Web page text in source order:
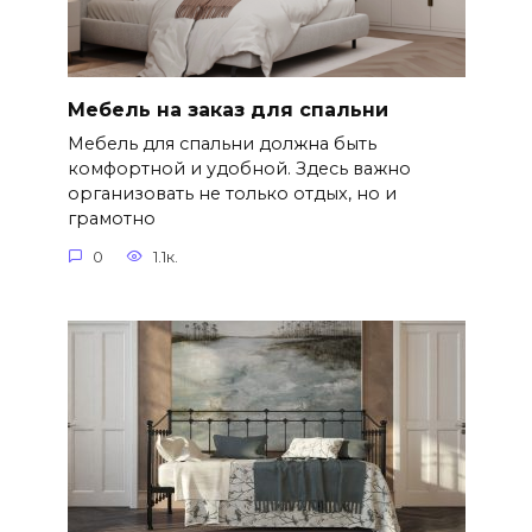
Мебель на заказ для спальни
Мебель для спальни должна быть
комфортной и удобной. Здесь важно
организовать не только отдых, но и
грамотно
0 1.1к.